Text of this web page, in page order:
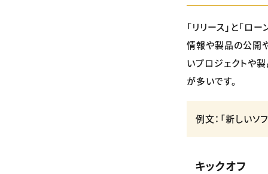
「リリース」と「ロ
情報や製品の公開
いプロジェクトや
が多いです。
例文：「新しいソ
キックオフ